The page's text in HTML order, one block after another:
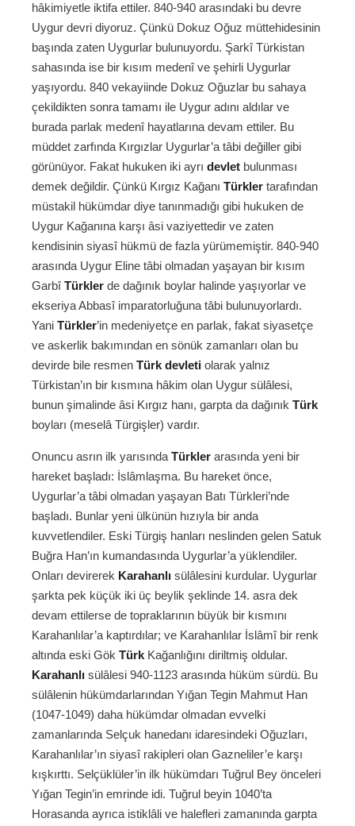
hâkimiyetle iktifa ettiler. 840-940 arasındaki bu devre
Uygur devri diyoruz. Çünkü Dokuz Oğuz müttehidesinin
başında zaten Uygurlar bulunuyordu. Şarkî Türkistan
sahasında ise bir kısım medenî ve şehirli Uygurlar
yaşıyordu. 840 vekayiinde Dokuz Oğuzlar bu sahaya
çekildikten sonra tamamı ile Uygur adını aldılar ve
burada parlak medenî hayatlarına devam ettiler. Bu
müddet zarfında Kırgızlar Uygurlar’a tâbi değiller gibi
görünüyor. Fakat hukuken iki ayrı devlet bulunması
demek değildir. Çünkü Kırgız Kağanı Türkler tarafından
müstakil hükümdar diye tanınmadığı gibi hukuken de
Uygur Kağanına karşı âsi vaziyettedir ve zaten
kendisinin siyasî hükmü de fazla yürümemiştir. 840-940
arasında Uygur Eline tâbi olmadan yaşayan bir kısım
GarbîTürkler de dağınık boylar halinde yaşıyorlar ve
ekseriya Abbasî imparatorluğuna tâbi bulunuyorlardı.
Yani Türkler’in medeniyetçe en parlak, fakat siyasetçe
ve askerlik bakımından en sönük zamanları olan bu
devirde bile resmen Türk devleti olarak yalnız
Türkistan’ın bir kısmına hâkim olan Uygur sülâlesi,
bunun şimalinde âsi Kırgız hanı, garpta da dağınık Türk
boyları (meselâ Türgişler) vardır.
Onuncu asrın ilk yarısında Türkler arasında yeni bir
hareket başladı: İslâmlaşma. Bu hareket önce,
Uygurlar’a tâbi olmadan yaşayan Batı Türkleri’nde
başladı. Bunlar yeni ülkünün hızıyla bir anda
kuvvetlendiler. Eski Türgiş hanları neslinden gelen Satuk
Buğra Han’ın kumandasında Uygurlar’a yüklendiler.
Onları devirerek Karahanlı sülâlesini kurdular. Uygurlar
şarkta pek küçük iki üç beylik şeklinde 14. asra dek
devam ettilerse de topraklarının büyük bir kısmını
Karahanlılar’a kaptırdılar; ve Karahanlılar İslâmî bir renk
altında eski Gök Türk Kağanlığını diriltmiş oldular.
Karahanlı sülâlesi 940-1123 arasında hüküm sürdü. Bu
sülâlenin hükümdarlarından Yığan Tegin Mahmut Han
(1047-1049) daha hükümdar olmadan evvelki
zamanlarında Selçuk hanedanı idaresindeki Oğuzları,
Karahanlılar’ın siyasî rakipleri olan Gazneliler’e karşı
kışkırttı. Selçüklüler’in ilk hükümdarı Tuğrul Bey önceleri
Yığan Tegin’in emrinde idi. Tuğrul beyin 1040’ta
Horasanda ayrıca istiklâli ve halefleri zamanında garpta